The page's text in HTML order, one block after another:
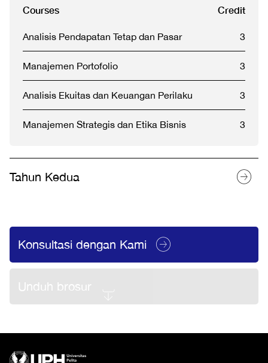
Courses Credit
Analisis Pendapatan Tetap dan Pasar 3
Manajemen Portofolio 3
Analisis Ekuitas dan Keuangan Perilaku 3
Manajemen Strategis dan Etika Bisnis 3
Tahun Kedua
Konsultasi dengan Kami
Unduh brosur